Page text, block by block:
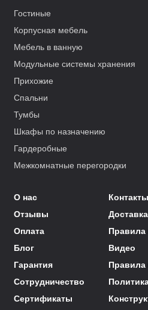
Гостиные
Корпусная мебель
Мебель в ванную
Модульные системы хранения
Прихожие
Спальни
Тумбы
Шкафы по назначению
Гардеробные
Межкомнатные перегородки
О нас
Контакты
Отзывы
Доставка
Оплата
Правила
Блог
Видео
Гарантия
Правила
Сотрудничество
Сертификаты